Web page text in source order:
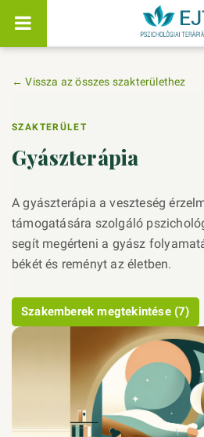
← Vissza az összes szakterülethez
SZAKTERÜLET
Gyászterápia
A gyászterápia a veszteség
támogatására szolgáló
segít megérteni a gyász
békét és reményt az életben.
Szakemberek megtekintése (7)